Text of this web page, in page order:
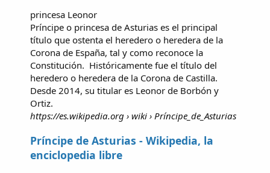
princesa Leonor
Príncipe o princesa de Asturias es el principal
título que ostenta el heredero o heredera de la
Corona de España, tal y como reconoce la
Constitución. ​ Históricamente fue el título del
heredero o heredera de la Corona de Castilla. ​
Desde 2014, su titular es Leonor de Borbón y
Ortiz.
https://es.wikipedia.org › wiki › Príncipe_de_Asturias
Príncipe de Asturias - Wikipedia, la
enciclopedia libre